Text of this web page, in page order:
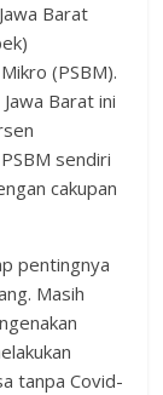
Barat
(PSBM).
Barat ini
sendiri
cakupan
pentingnya
Masih
tanpa Covid-